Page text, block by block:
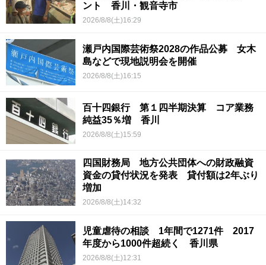
ント 香川・観音寺市
2026/8/8(土)16:29
瀬戸内国際芸術祭2028の作品公募 女木
島などで現地説明会を開催
2026/8/8(土)16:15
百十四銀行 第１四半期決算 コア業務
純益35％増 香川
2026/8/8(土)15:59
四国財務局 地方公共団体への財政融資
資金の貸付状況を発表 貸付額は2年ぶり
増加
2026/8/8(土)14:32
児童虐待の相談 1年間で1271件 2017
年度から1000件超続く 香川県
2026/8/8(土)12:31